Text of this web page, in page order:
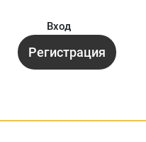
Вход
Регистрация